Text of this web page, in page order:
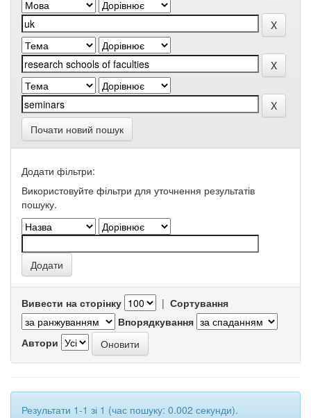
Почати новий пошук
Додати фільтри:
Використовуйте фільтри для уточнення результатів
пошуку.
Вивести на сторінку | Сортування
Впорядкування
Автори
Результати 1-1 зі 1 (час пошуку: 0.002 секунди).